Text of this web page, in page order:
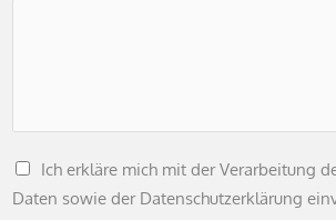
Ich erkläre mich mit der Verarbeitung
Daten sowie der Datenschutzerklärung